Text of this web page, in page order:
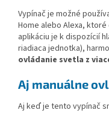
Vypínač je možné
Home alebo Alexa,
aplikáciu je k dispozícií
riadiaca jednotka),
ovládanie svetla z
Aj manuálne
Aj keď je tento vypínač